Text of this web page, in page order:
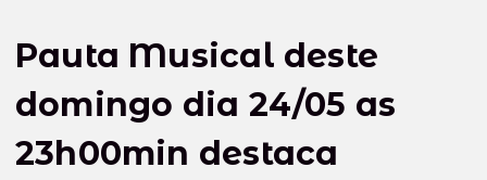
Pauta Musical deste
domingo dia 24/05 as
23h00min destaca